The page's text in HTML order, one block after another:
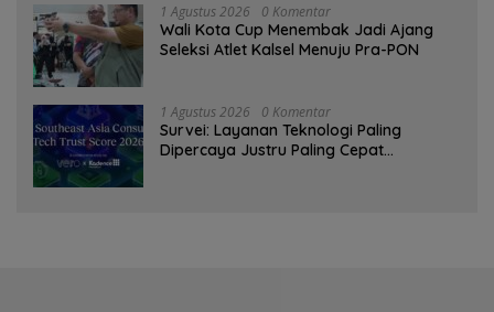
1 Agustus 2026 0 Komentar
Wali Kota Cup Menembak Jadi Ajang
Seleksi Atlet Kalsel Menuju Pra-PON
1 Agustus 2026 0 Komentar
Survei: Layanan Teknologi Paling
Dipercaya Justru Paling Cepat